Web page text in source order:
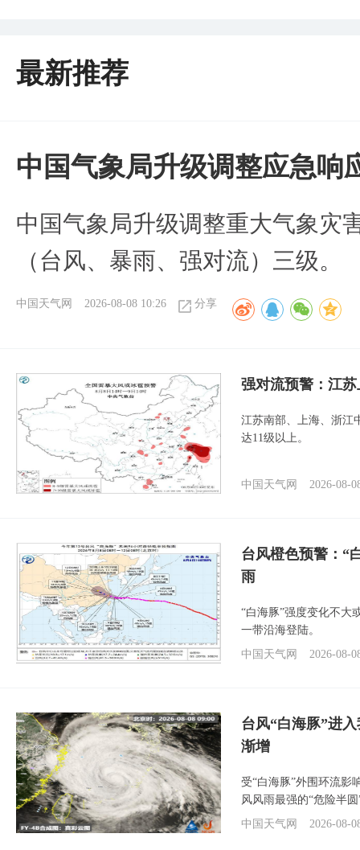
最新推荐
中国气象局升级调整应急响
中国气象局升级调整重大气象灾
（台风、暴雨、强对流）三级。
中国天气网 2026-08-08 10:26 分享
强对流预警：江
江苏南部、上海、浙江
达11级以上。
中国天气网 2026-08-
台风橙色预警：“
雨
“白海豚”强度变化不大
一带沿海登陆。
中国天气网
2026-08-
台风“白海豚”进
渐增
受“白海豚”外围环流影
风风雨最强的“危险半
中国天气网
2026-08-